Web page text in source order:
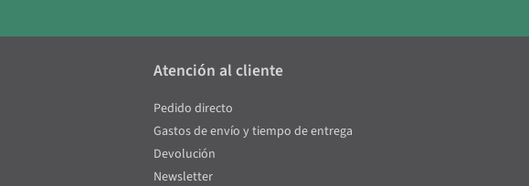
Atención al cliente
Pedido directo
Gastos de envío y tiempo de entrega
Devolución
Newsletter